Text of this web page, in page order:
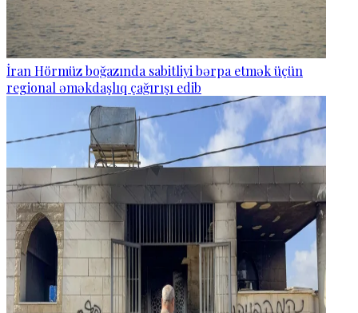
İran Hörmüz boğazında sabitliyi bərpa etmək üçün
regional əməkdaşlıq çağırışı edib